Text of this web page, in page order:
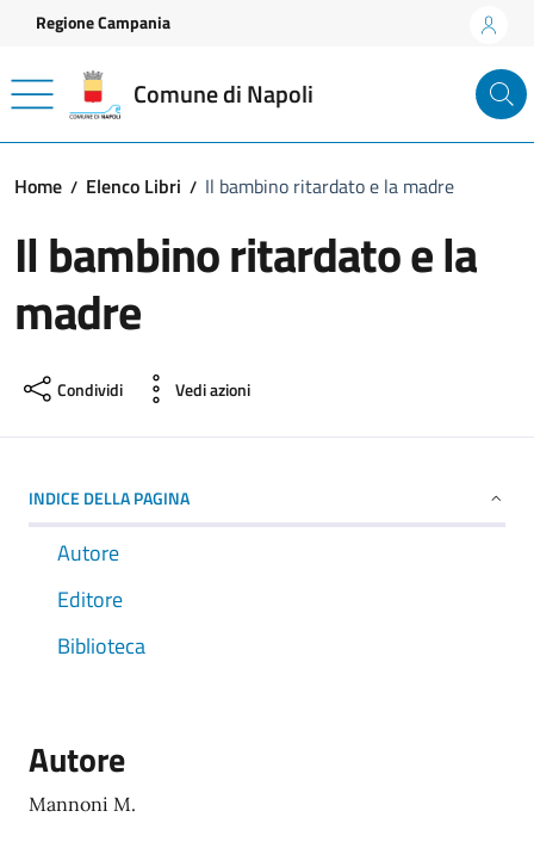
Vai ai contenuti
Vai al footer
Regione Campania
Comune di Napoli
Home Elenco Libri Il bambino ritardato e la madre
Il bambino ritardato e la
madre
Condividi Vedi azioni
INDICE DELLA PAGINA
Autore
Editore
Biblioteca
Autore
Mannoni M.